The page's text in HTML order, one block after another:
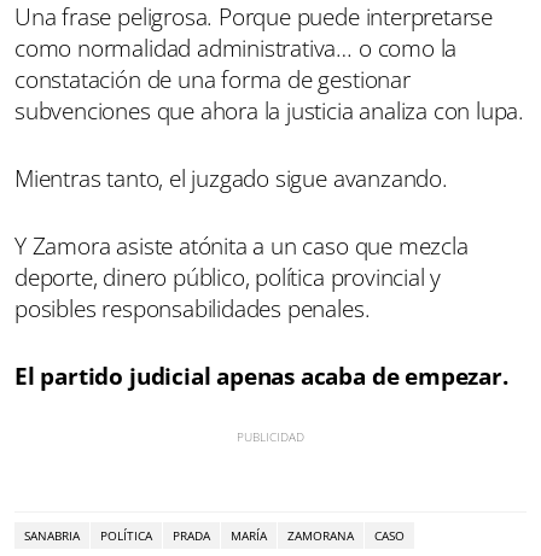
Una frase peligrosa. Porque puede interpretarse
como normalidad administrativa… o como la
constatación de una forma de gestionar
subvenciones que ahora la justicia analiza con lupa.
Mientras tanto, el juzgado sigue avanzando.
Y Zamora asiste atónita a un caso que mezcla
deporte, dinero público, política provincial y
posibles responsabilidades penales.
El partido judicial apenas acaba de empezar.
SANABRIA POLÍTICA PRADA MARÍA ZAMORANA CASO